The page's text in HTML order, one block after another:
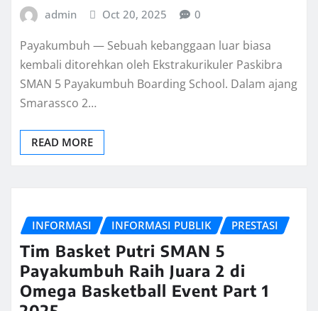
admin Oct 20, 2025 0
Payakumbuh — Sebuah kebanggaan luar biasa
kembali ditorehkan oleh Ekstrakurikuler Paskibra
SMAN 5 Payakumbuh Boarding School. Dalam ajang
Smarassco 2…
READ MORE
INFORMASI INFORMASI PUBLIK PRESTASI
Tim Basket Putri SMAN 5
Payakumbuh Raih Juara 2 di
Omega Basketball Event Part 1